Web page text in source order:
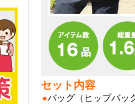
セット内容
●バッグ（ヒップバッ